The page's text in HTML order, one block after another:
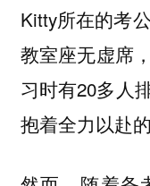
Kitty所在的考
教室座无虚席
习时有20多人
抱着全力以赴的